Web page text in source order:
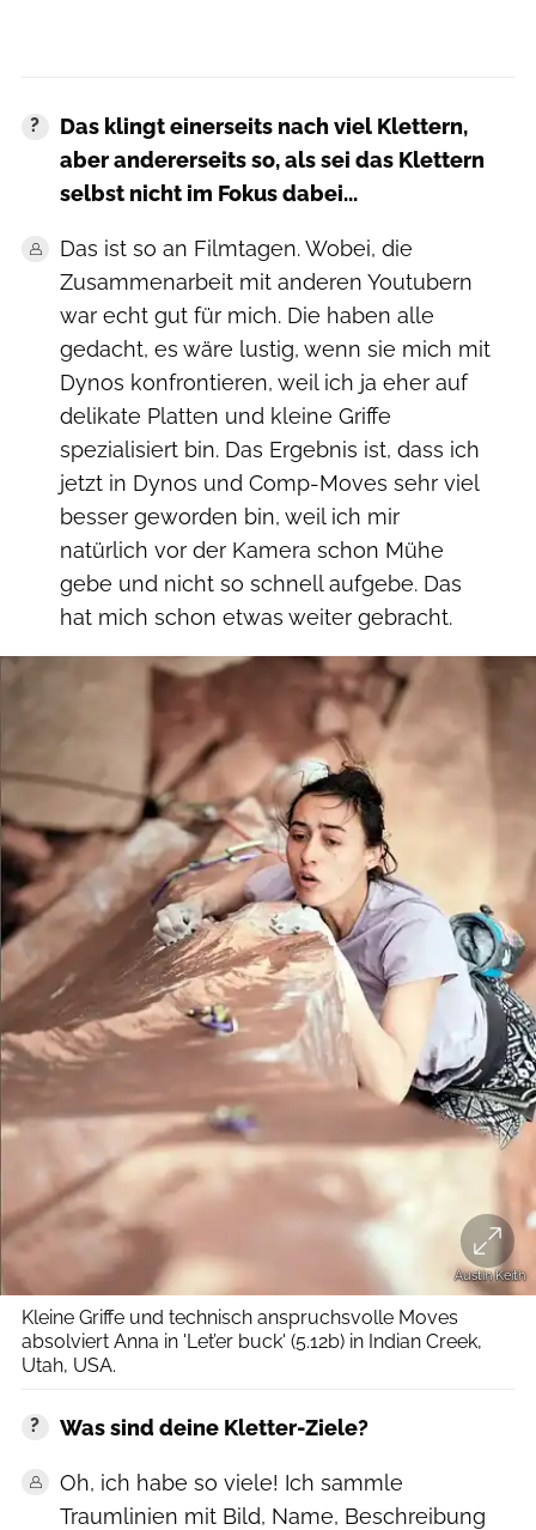
Das klingt einerseits nach viel Klettern,
aber andererseits so, als sei das Klettern
selbst nicht im Fokus dabei...
Das ist so an Filmtagen. Wobei, die
Zusammenarbeit mit anderen Youtubern
war echt gut für mich. Die haben alle
gedacht, es wäre lustig, wenn sie mich mit
Dynos konfrontieren, weil ich ja eher auf
delikate Platten und kleine Griffe
spezialisiert bin. Das Ergebnis ist, dass ich
jetzt in Dynos und Comp-Moves sehr viel
besser geworden bin, weil ich mir
natürlich vor der Kamera schon Mühe
gebe und nicht so schnell aufgebe. Das
hat mich schon etwas weiter gebracht.
Austin Keith
Kleine Griffe und technisch anspruchsvolle Moves
absolviert Anna in 'Let’er buck' (5.12b) in Indian Creek,
Utah, USA.
Was sind deine Kletter-Ziele?
Oh, ich habe so viele! Ich sammle
Traumlinien mit Bild, Name, Beschreibung